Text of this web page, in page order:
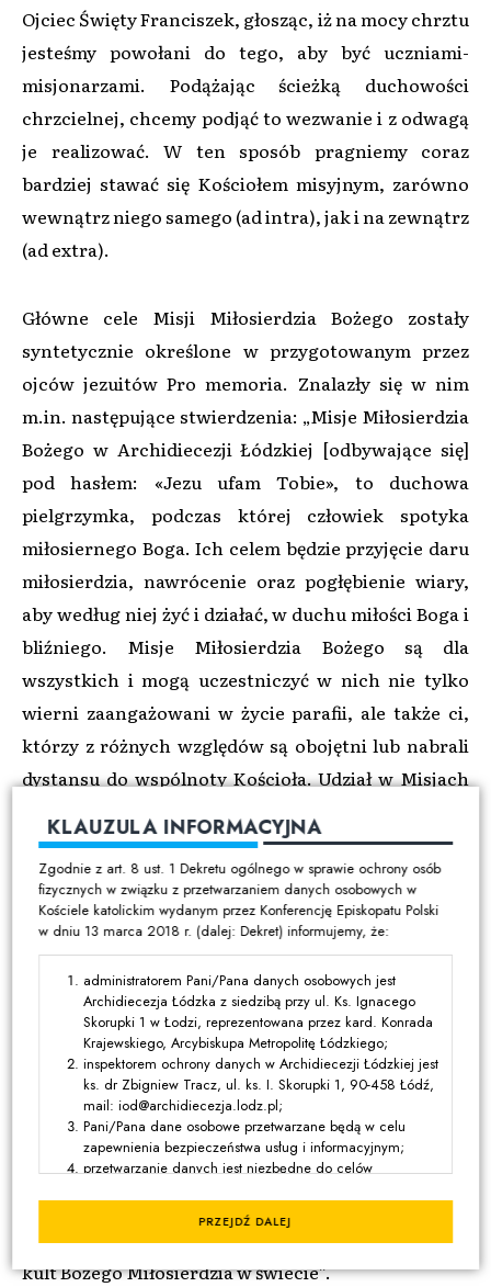
Ojciec Święty Franciszek, głosząc, iż na mocy chrztu
jesteśmy powołani do tego, aby być uczniami-
misjonarzami. Podążając ścieżką duchowości
chrzcielnej, chcemy podjąć to wezwanie i z odwagą
je realizować. W ten sposób pragniemy coraz
bardziej stawać się Kościołem misyjnym, zarówno
wewnątrz niego samego (ad intra), jak i na zewnątrz
(ad extra).
Główne cele Misji Miłosierdzia Bożego zostały
syntetycznie określone w przygotowanym przez
ojców jezuitów Pro memoria. Znalazły się w nim
m.in. następujące stwierdzenia: „Misje Miłosierdzia
Bożego w Archidiecezji Łódzkiej [odbywające się]
pod hasłem: «Jezu ufam Tobie», to duchowa
pielgrzymka, podczas której człowiek spotyka
miłosiernego Boga. Ich celem będzie przyjęcie daru
miłosierdzia, nawrócenie oraz pogłębienie wiary,
aby według niej żyć i działać, w duchu miłości Boga i
bliźniego. Misje Miłosierdzia Bożego są dla
wszystkich i mogą uczestniczyć w nich nie tylko
wierni zaangażowani w życie parafii, ale także ci,
którzy z różnych względów są obojętni lub nabrali
dystansu do wspólnoty Kościoła. Udział w Misjach
przywróceniu świadomości obecności Boga
bogatego w miłosierdzie. On jak Miłosierny Ojciec z
przypowieści według św. Łukasza oczekuje na
powrót marnotrawnego syna (por. Łk 15, 11-32).
Istotnym elementem Misji jest peregrynacja Obrazu
Jezusa Miłosiernego. Ten Obraz może stać się dla
wielu pomocą w spotkaniu z Bożym Miłosierdziem.
Obraz ten kolejno odwiedzi wszystkie parafie naszej
Archidiecezji, w których będą się odbywały Misje
Miłosierdzia Bożego. To wymowny znak objawienia
Bożego przekazany świętej Siostrze Faustynie tak
mocno związanej z naszą Archidiecezją, zwłaszcza z
Łodzią, gdzie usłyszała głos powołania, aby szerzyć
kult Bożego Miłosierdzia w świecie”.
KLAUZULA INFORMACYJNA
Zgodnie z art. 8 ust. 1 Dekretu ogólnego w sprawie ochrony osób
fizycznych w związku z przetwarzaniem danych osobowych w
Kościele katolickim wydanym przez Konferencję Episkopatu Polski
w dniu 13 marca 2018 r. (dalej: Dekret) informujemy, że:
administratorem Pani/Pana danych osobowych jest
Archidiecezja Łódzka z siedzibą przy ul. Ks. Ignacego
Skorupki 1 w Łodzi, reprezentowana przez kard. Konrada
Krajewskiego, Arcybiskupa Metropolitę Łódzkiego;
inspektorem ochrony danych w Archidiecezji Łódzkiej jest
ks. dr Zbigniew Tracz, ul. ks. I. Skorupki 1, 90-458 Łódź,
mail: iod@archidiecezja.lodz.pl;
Pani/Pana dane osobowe przetwarzane będą w celu
zapewnienia bezpieczeństwa usług i informacyjnym;
przetwarzanie danych jest niezbędne do celów
z wyjątkiem sytuacji, w których nadrzędny charakter wobec
wolności osoby, której dane dotyczą, wymagające ochrony
PRZEJDŹ DALEJ